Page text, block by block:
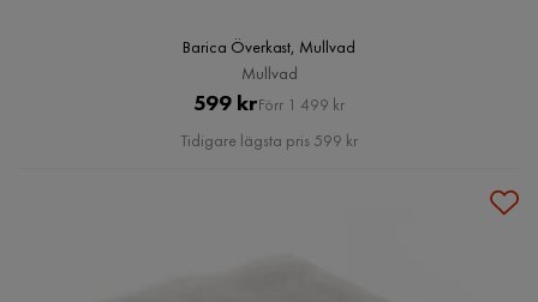
Barica Överkast, Mullvad
Mullvad
Pris
599 kr Original
Pris
Förr 1 499 kr
Tidigare lägsta pris 599 kr